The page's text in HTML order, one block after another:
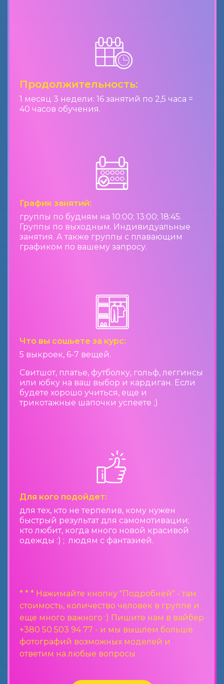
Продолжительность:
1 месяц 3 недели: 16 занятий по 2,5 часа =
40 часов обучения.
График занятий:
группы по будням на 10:00; 13:00; 18:45.
Группы по выходным. Индивидуальные
занятия. А также группы с плавающим
графиком по вашему запросу.
Что вы сошьете за курс:
5 выкроек, 6-7 вещей.
Свитшот, платье, футболку, гольф, леггинсы
или юбку на ваш выбор и кардиган. Если
будете хорошо учиться, еще и
трикотажные шапочки успеете ;)
Для кого подойдет:
для тех, кто не терпелив, кому нужен
быстрый результат для самомотивации;
кто любит, когда много новой красивой
одежды :) ; людям с фантазией.
* * * Нажимайте кнопку "Подробней" - там
стоимость, количество человек в группе и
еще много важного :) Пишите нам в вайбер
+380 50 503 94 77 - и мы вышлем больше
фотографий возможных моделей и
ответим на любые вопросы.